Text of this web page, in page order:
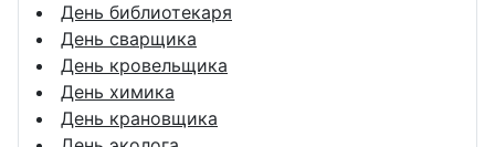
День библиотекаря
День сварщика
День кровельщика
День химика
День крановщика